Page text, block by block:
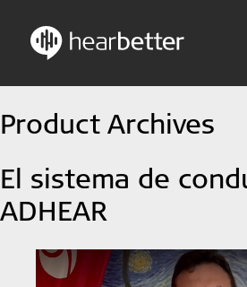
to
content
Estudios
Noticias
Spanish – Spain
Product Archives
El sistema de
ADHEAR